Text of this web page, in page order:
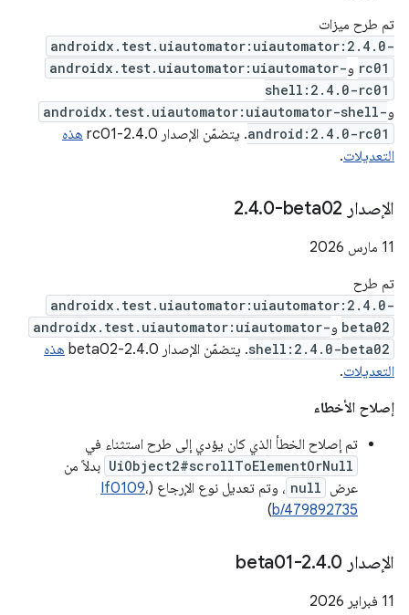
تم طرح ميزات
androidx.test.uiautomator:uiautomator:2.4.0-
rc01 وandroidx.test.uiautomator:uiautomator-
shell:2.4.0-rc01
وandroidx.test.uiautomator:uiautomator-shell-
android:2.4.0-rc01. يتضمّن الإصدار 2.4.0-rc01
هذه
التعديلات.
الإصدار ‎2 .4.0-beta02
‫11 مارس 2026
تم طرح
androidx.test.uiautomator:uiautomator:2.4.0-
beta02 وandroidx.test.uiautomator:uiautomator-
shell:2.4.0-beta02. يتضمّن الإصدار 2.4.0-beta02
هذه
التعديلات.
إصلاح الأخطاء
تم إصلاح الخطأ الذي كان يؤدي إلى طرح استثناء في
UiObject2#scrollToElementOrNull بدلاً من
عرض null ، وتم تعديل نوع الإرجاع ( If0109،
b/479892735
)
الإصدار 2 .4.0-beta01
‫11 فبراير 2026